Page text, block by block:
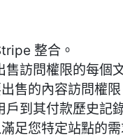
整合。
訪問權限的每個
售的內容訪問權限
到其付款歷史記
足您特定站點的需